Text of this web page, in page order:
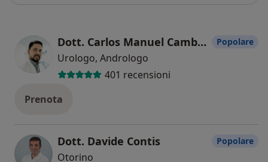
Dott. Carlos Manuel Cambara Zuniga
Urologo, Andrologo
401 recensioni
Popolare
Prenota
Dott. Davide Contis
Otorino
Popolare